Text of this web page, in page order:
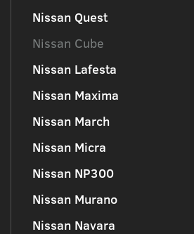
Nissan Quest
Nissan Cube
Nissan Lafesta
Nissan Maxima
Nissan March
Nissan Micra
Nissan NP300
Nissan Murano
Nissan Navara